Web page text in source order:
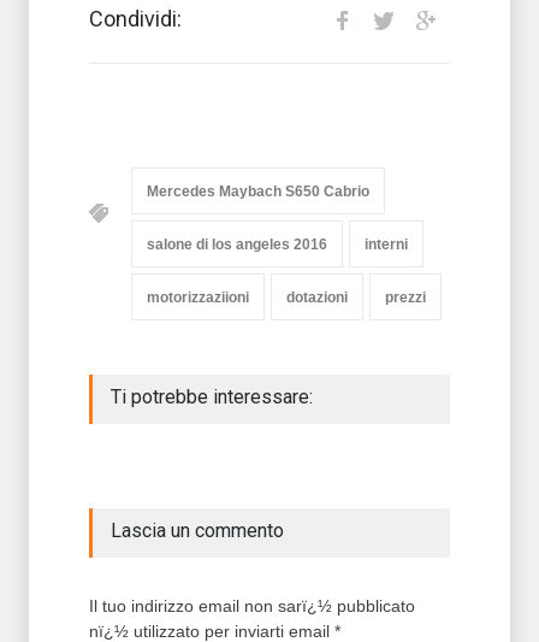
Condividi:
Mercedes Maybach S650 Cabrio
salone di los angeles 2016 interni
motorizzaziioni dotazioni prezzi
Ti potrebbe interessare:
Lascia un commento
Il tuo indirizzo email non sarï¿½ pubblicato
nï¿½ utilizzato per inviarti email *